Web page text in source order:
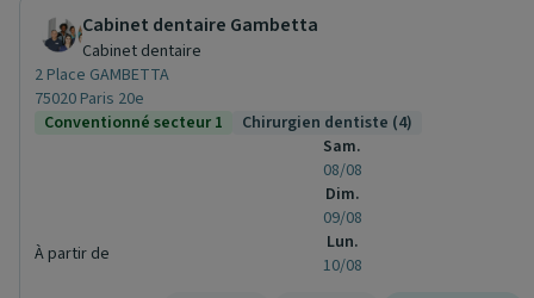
Cabinet dentaire Gambetta
Cabinet dentaire
2 Place GAMBETTA
75020 Paris 20e
Conventionné secteur 1
Chirurgien dentiste (4)
À partir de
Sam.
08/08
Dim.
09/08
Lun.
10/08